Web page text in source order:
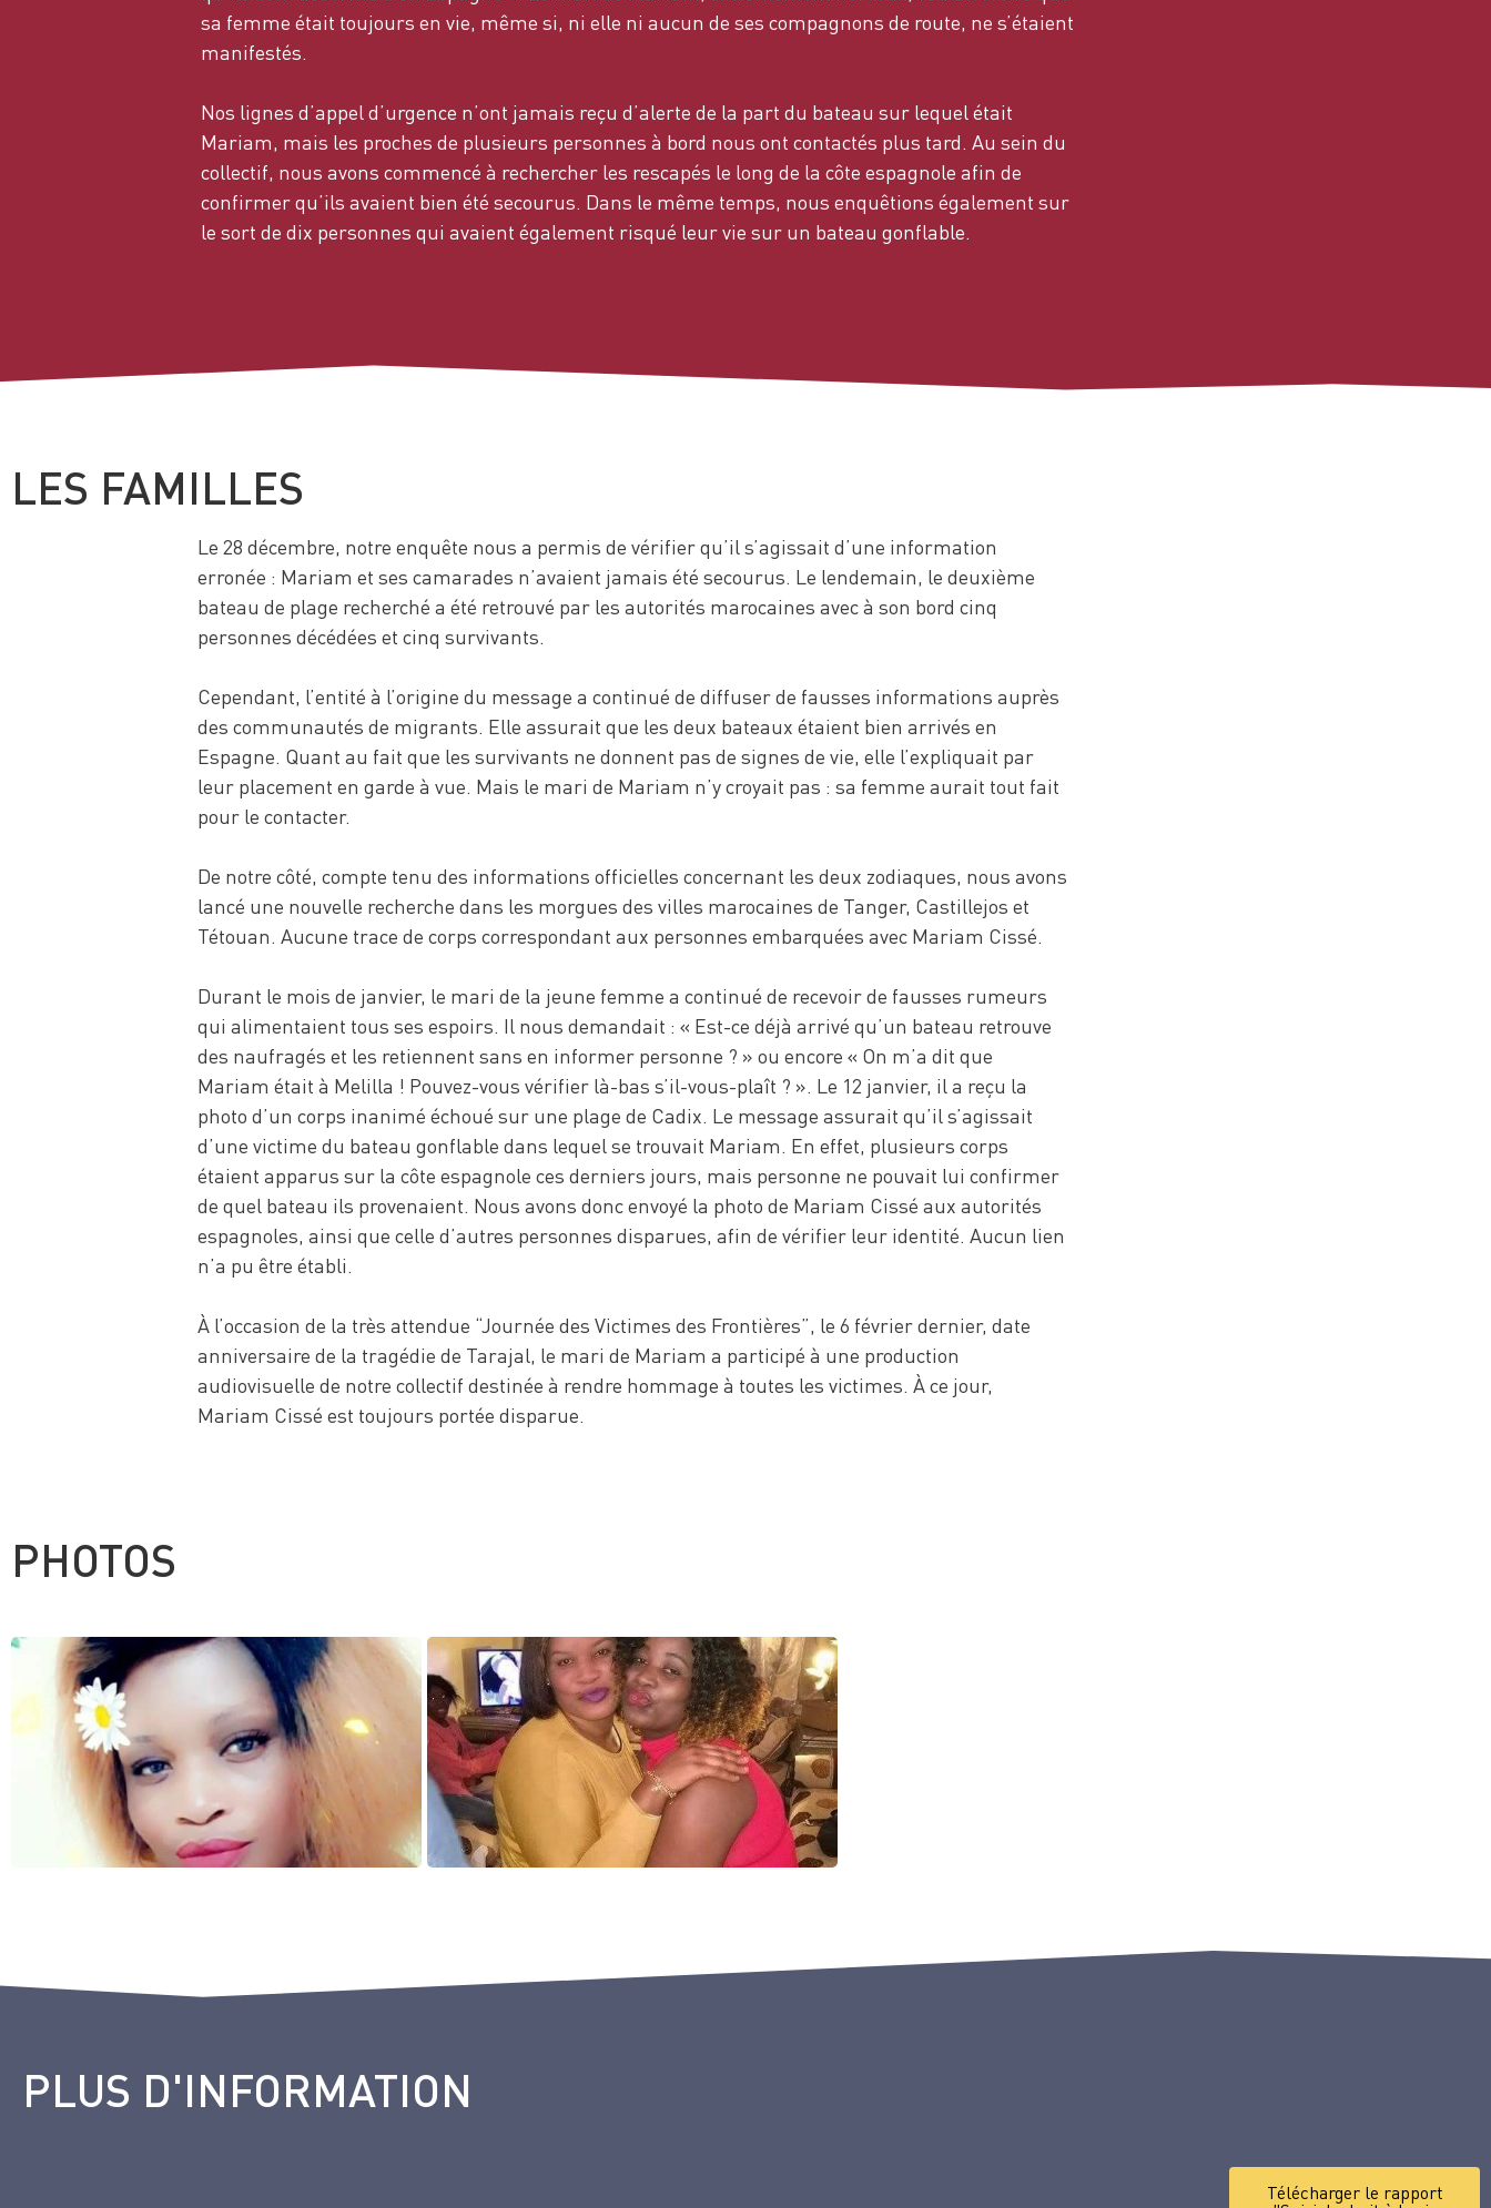
sa femme était toujours en vie, même si, ni elle ni aucun de ses compagnons de route, ne s’étaient
manifestés.
Nos lignes d’appel d’urgence n’ont jamais reçu d’alerte de la part du bateau sur lequel était
Mariam, mais les proches de plusieurs personnes à bord nous ont contactés plus tard. Au sein du
collectif, nous avons commencé à rechercher les rescapés le long de la côte espagnole afin de
confirmer qu’ils avaient bien été secourus. Dans le même temps, nous enquêtions également sur
le sort de dix personnes qui avaient également risqué leur vie sur un bateau gonflable.
LES FAMILLES
Le 28 décembre, notre enquête nous a permis de vérifier qu’il s’agissait d’une information
erronée : Mariam et ses camarades n’avaient jamais été secourus. Le lendemain, le deuxième
bateau de plage recherché a été retrouvé par les autorités marocaines avec à son bord cinq
personnes décédées et cinq survivants.
Cependant, l’entité à l’origine du message a continué de diffuser de fausses informations auprès
des communautés de migrants. Elle assurait que les deux bateaux étaient bien arrivés en
Espagne. Quant au fait que les survivants ne donnent pas de signes de vie, elle l’expliquait par
leur placement en garde à vue. Mais le mari de Mariam n’y croyait pas : sa femme aurait tout fait
pour le contacter.
De notre côté, compte tenu des informations officielles concernant les deux zodiaques, nous avons
lancé une nouvelle recherche dans les morgues des villes marocaines de Tanger, Castillejos et
Tétouan. Aucune trace de corps correspondant aux personnes embarquées avec Mariam Cissé.
Durant le mois de janvier, le mari de la jeune femme a continué de recevoir de fausses rumeurs
qui alimentaient tous ses espoirs. Il nous demandait : « Est-ce déjà arrivé qu’un bateau retrouve
des naufragés et les retiennent sans en informer personne ? » ou encore « On m’a dit que
Mariam était à Melilla ! Pouvez-vous vérifier là-bas s’il-vous-plaît ? ». Le 12 janvier, il a reçu la
photo d’un corps inanimé échoué sur une plage de Cadix. Le message assurait qu’il s’agissait
d’une victime du bateau gonflable dans lequel se trouvait Mariam. En effet, plusieurs corps
étaient apparus sur la côte espagnole ces derniers jours, mais personne ne pouvait lui confirmer
de quel bateau ils provenaient. Nous avons donc envoyé la photo de Mariam Cissé aux autorités
espagnoles, ainsi que celle d’autres personnes disparues, afin de vérifier leur identité. Aucun lien
n’a pu être établi.
À l’occasion de la très attendue “Journée des Victimes des Frontières”, le 6 février dernier, date
anniversaire de la tragédie de Tarajal, le mari de Mariam a participé à une production
audiovisuelle de notre collectif destinée à rendre hommage à toutes les victimes. À ce jour,
Mariam Cissé est toujours portée disparue.
PHOTOS
PLUS D'INFORMATION
Télécharger le rapport